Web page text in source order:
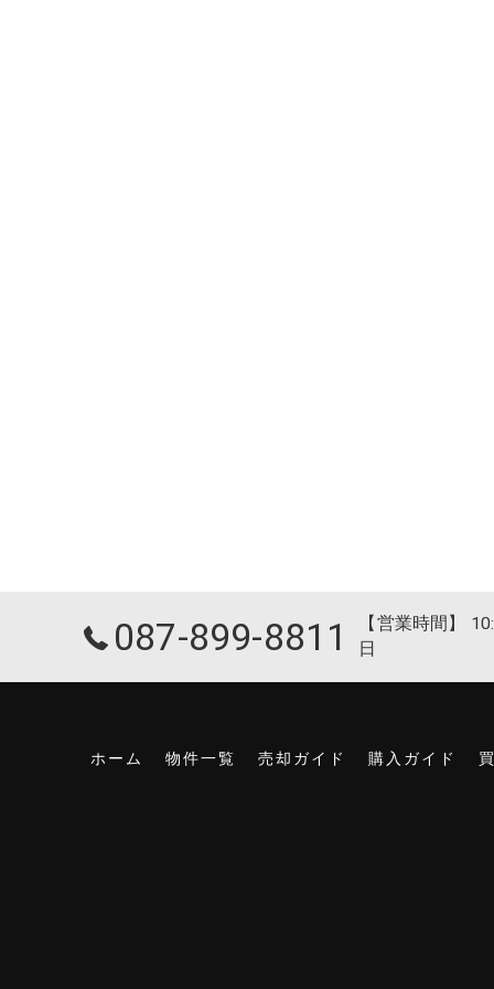
087-899-8811
【営業時間】
日
ホーム 物件一覧 売却ガイド 購入ガイド